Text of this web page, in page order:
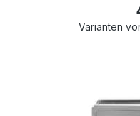
Varianten